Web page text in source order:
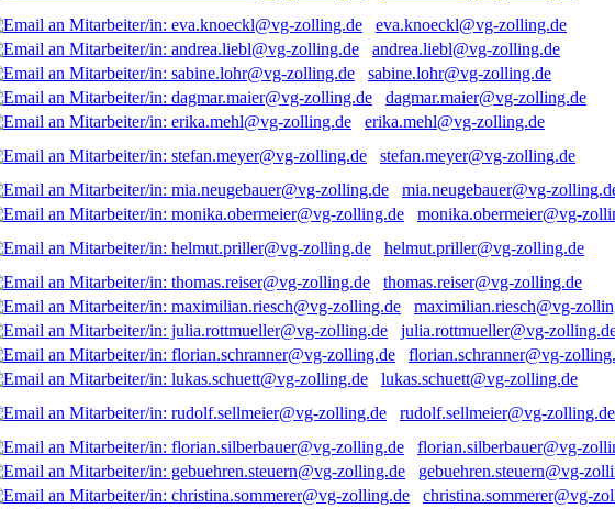
eva.knoeckl@vg-zolling.de
andrea.liebl@vg-zolling.de
sabine.lohr@vg-zolling.de
dagmar.maier@vg-zolling.de
erika.mehl@vg-zolling.de
stefan.meyer@vg-zolling.de
mia.neugebauer@vg-
monika.obermeier@vg-
helmut.priller@vg-zolling.de
thomas.reiser@vg-zolling.de
maximilian.riesch@vg-
julia.rottmueller@vg-
florian.schranner@vg-
lukas.schuett@vg-zolling.de
rudolf.sellmeier@vg-zolling.de
florian.silberbauer@vg-
gebuehren.steuern@vg-
christina.sommerer@vg-